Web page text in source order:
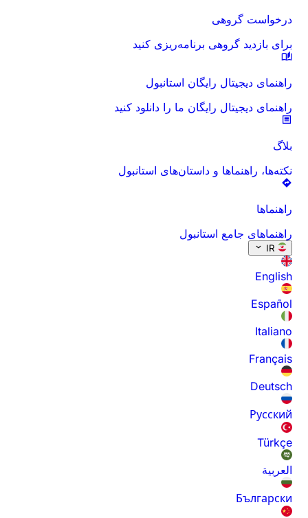
درخواست گروهی
برای بازدید گروهی برنامه‌ریزی کنید
راهنمای دیجیتال رایگان استانبول
راهنمای دیجیتال رایگان ما را دانلود کنید
بلاگ
نکته‌ها، راهنماها و داستان‌های استانبول
راهنماها
راهنماهای جامع استانبول
IR
English
Español
Italiano
Français
Deutsch
Русский
Türkçe
العربية
Български